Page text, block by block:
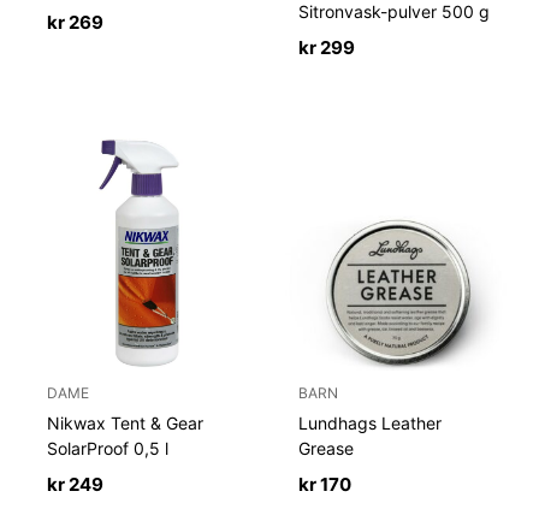
kr269
Sitronvask-pulver 500 g
kr299
DAME
Nikwax Tent & Gear
SolarProof 0,5 l
kr 249
BARN
Lundhags Leather
Grease
kr170